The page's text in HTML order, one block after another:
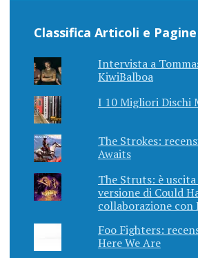
Classifica Articoli e Pagine
Intervista a
KiwiBalboa
I 10 Migliori Dischi
The Strokes:
Awaits
The Struts: è
versione di Could
collaborazione con
Foo Fighters:
Here We Are